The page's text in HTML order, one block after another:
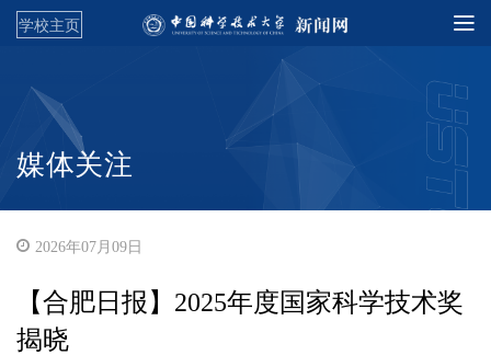
学校主页
媒体关注
2026年07月09日
【合肥日报】2025年度国家科学技术奖
揭晓